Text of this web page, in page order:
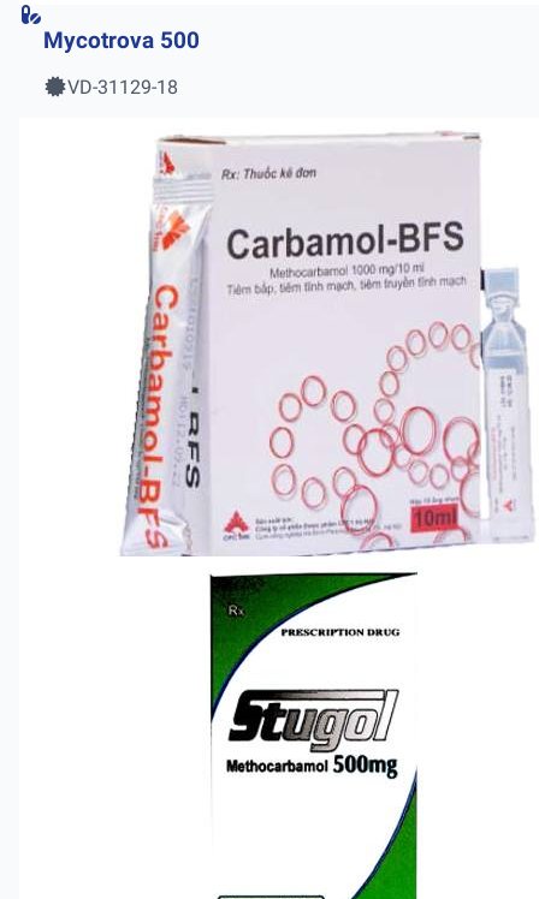
Mycotrova 500
VD-31129-18